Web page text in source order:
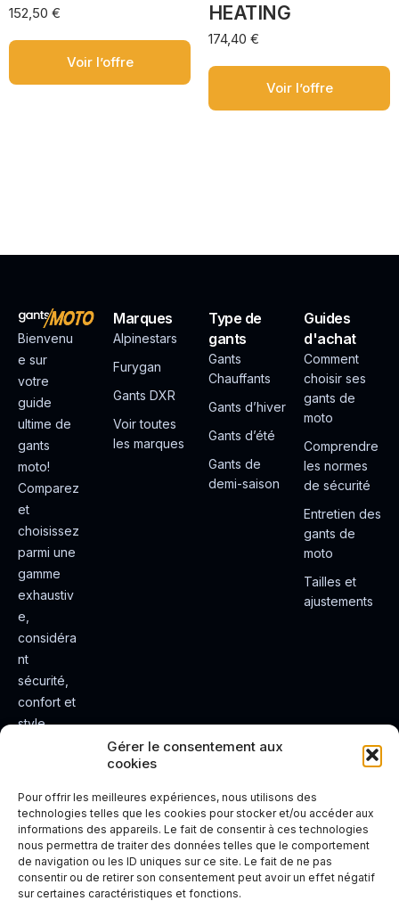
Gérer le consentement aux
cookies
Pour offrir les meilleures expériences, nous utilisons des
technologies telles que les cookies pour stocker et/ou accéder aux
informations des appareils. Le fait de consentir à ces technologies
nous permettra de traiter des données telles que le comportement
de navigation ou les ID uniques sur ce site. Le fait de ne pas
consentir ou de retirer son consentement peut avoir un effet négatif
sur certaines caractéristiques et fonctions.
152,50 €
Voir l’offre
HEATING
174,40 €
Voir l’offre
Bienvenu
e sur
votre
guide
ultime de
gants
moto!
Comparez
et
choisissez
parmi une
gamme
exhaustiv
e,
considéra
nt
sécurité,
confort et
style.
e de
conduite
plus sûre
et plus
agréable.
Marques
Alpinestars
Furygan
Gants DXR
Voir toutes
les marques
Type de
gants
Gants
Chauffants
Gants d’hiver
Gants d’été
Gants de
demi-saison
Guides
d'achat
Comment
choisir ses
gants de
moto
Comprendre
les normes
de sécurité
Entretien des
gants de
moto
Tailles et
ajustements